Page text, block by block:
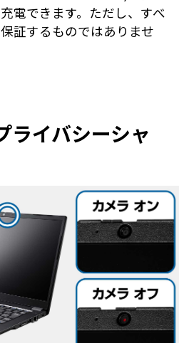
電できます。ただし、すべ
証するものではありませ
ライバシーシャ